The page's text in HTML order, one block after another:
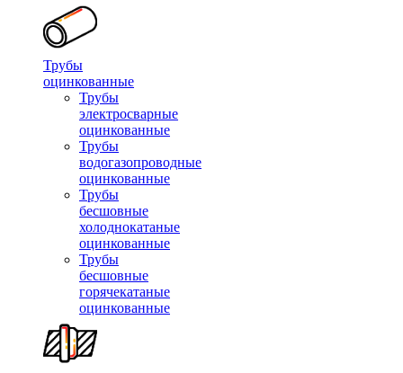
Трубы
оцинкованные
Трубы
электросварные
оцинкованные
Трубы
водогазопроводные
оцинкованные
Трубы
бесшовные
холоднокатаные
оцинкованные
Трубы
бесшовные
горячекатаные
оцинкованные